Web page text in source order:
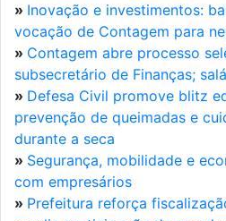
» Inovação e investimentos:
vocação de Contagem para
» Contagem abre processo
subsecretário de Finanças;
» Defesa Civil promove blitz
prevenção de queimadas e
durante a seca
» Segurança, mobilidade e
com empresários
» Prefeitura reforça